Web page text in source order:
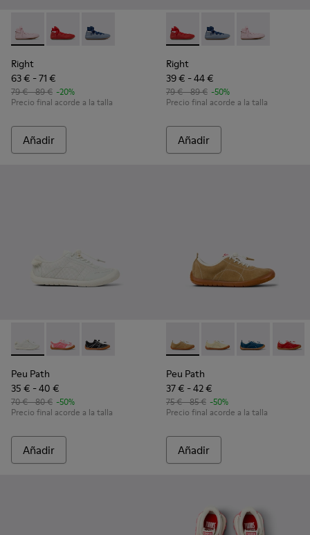
Right - K800674-001 - Bailarinas de piel rosa para niños.
Right - K800674-003 - Bailarinas de piel rojas para
Right - K800674-002
Right
63 € - 71 €
79 € - 89 € -20%
Precio final acorde a la talla
Añadir
Right - K800674-003 -
Right - K800674-002
Right -
Right
39 € - 44 €
79 € - 89 € -50%
Precio final acorde a la talla
Añadir
Peu Path - K800691-001 - Sneakers de tejido y piel blancas
Peu Path - K800691-003
Peu Path - K800691-002
Peu Path
35 € - 40 €
70 € - 80 € -50%
Precio final acorde a la talla
Añadir
Peu Path - K800694-004 -
Peu Path -Peu Path -
Peu
Peu Path
37 € - 42 €
75 € - 85 € -50%
Precio final acorde a la talla
Añadir